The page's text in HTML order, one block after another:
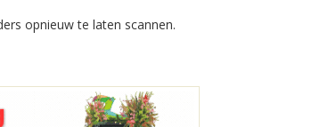
opnieuw te laten scannen.